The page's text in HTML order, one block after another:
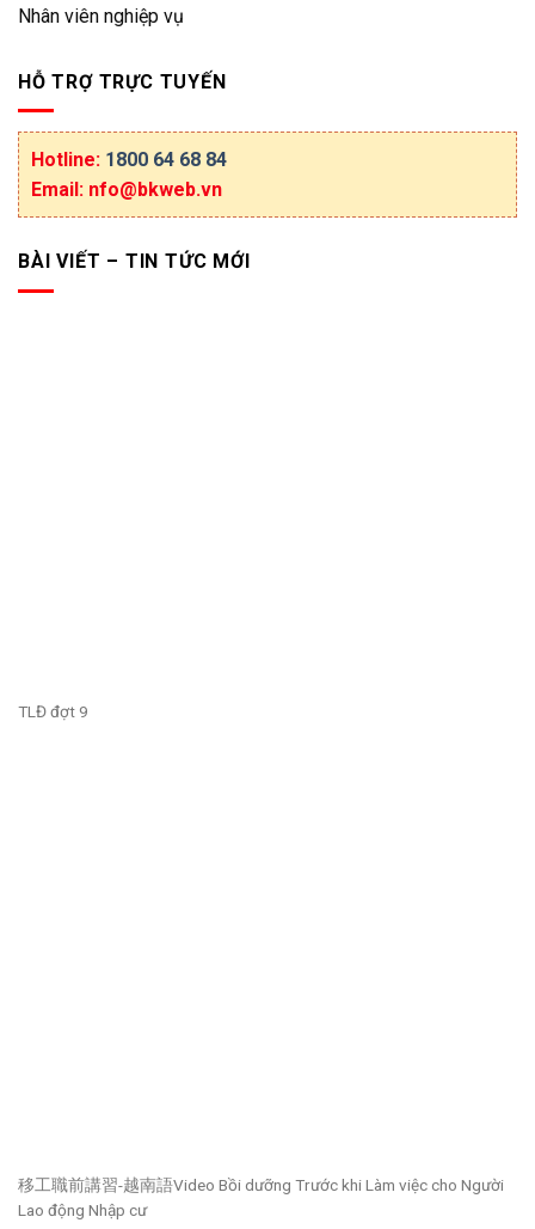
Nhân viên nghiệp vụ
HỖ TRỢ TRỰC TUYẾN
Hotline: 1800 64 68 84
Email: nfo@bkweb.vn
BÀI VIẾT – TIN TỨC MỚI
TLĐ đợt 9
移工職前講習-越南語Video Bồi dưỡng Trước khi Làm việc cho Người
Lao động Nhập cư